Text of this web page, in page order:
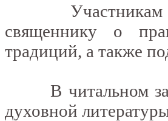
Участникам
священнику о
традиций, а также
В читальном
духовной